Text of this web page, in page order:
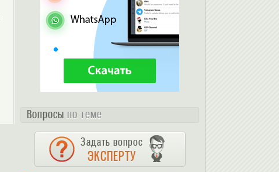
Вопросы по теме
Задать вопрос
ЭКСПЕРТУ